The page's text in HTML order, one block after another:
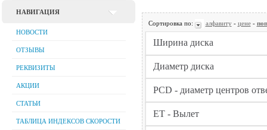
НАВИГАЦИЯ
НОВОСТИ
ОТЗЫВЫ
РЕКВИЗИТЫ
АКЦИИ
СТАТЬИ
ТАБЛИЦА ИНДЕКСОВ СКОРОСТИ
Сортировка по: алфавиту- цене-